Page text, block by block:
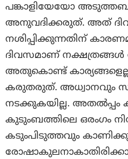
പങ്കാളിയേയോ
അനുവദിക്കരുത്. അത്
നശിപ്പിക്കുന്നതിന്
ദിവസമാണ് നക്ഷത്രങ്ങള്‍
അതുകൊണ്ട്
കരുതരുത്. അധ്വാനവും
നടക്കുകയില്ല. അതല്‍പ്പം
കുടുംബത്തിലെ ഒരംഗം
കടുംപിടുത്തവും